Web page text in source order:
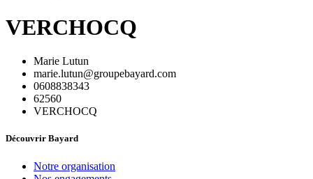
VERCHOCQ
Marie Lutun
marie.lutun@groupebayard.com
0608838343
62560
VERCHOCQ
Découvrir Bayard
Notre organisation